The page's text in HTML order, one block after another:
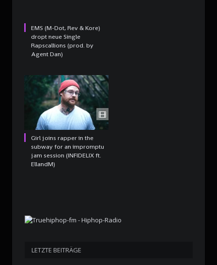
EMS (M-Dot, Rev & Kore)
dropt neue Single
Rapscallions (prod. by
Agent Dan)
Girl joins rapper in the
subway for an impromptu
jam session (INFIDELIX ft.
EllandM)
LETZTE BEITRÄGE